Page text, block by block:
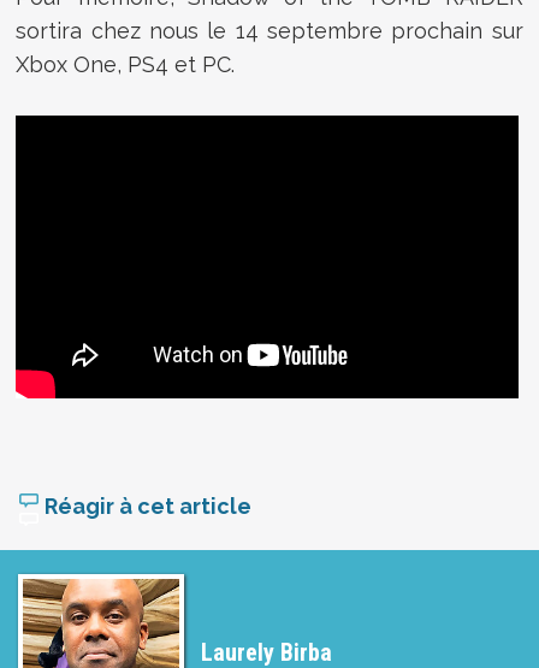
sortira chez nous le 14 septembre prochain sur
Xbox One, PS4 et PC.
Réagir à cet article
Laurely Birba